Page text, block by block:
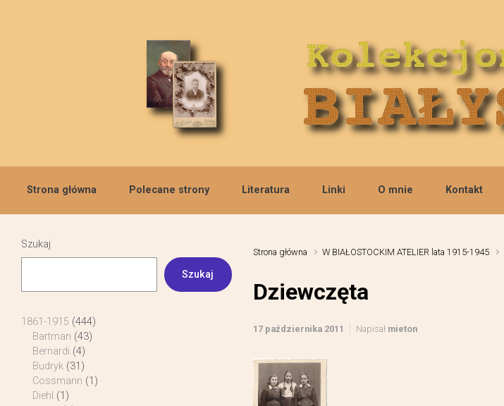
Strona główna Polecane strony Literatura Linki O mnie Kontakt
Strona główna W BIAŁOSTOCKIM ATELIER lata 1915-1945
Dziewczęta
17 października 2011 Napisał mieton
Szukaj
Szukaj
1861-1915 (444)
Bartman (43)
Bernardi (4)
Budryk (31)
Cossmann (1)
Diehl (1)